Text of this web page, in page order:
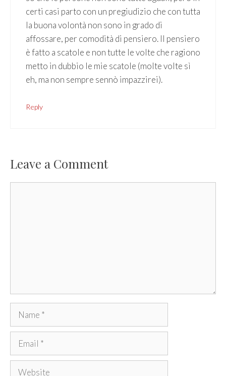
certi casi parto con un pregiudizio che con tutta
la buona volontà non sono in grado di
affossare, per comodità di pensiero. Il pensiero
è fatto a scatole e non tutte le volte che ragiono
metto in dubbio le mie scatole (molte volte sì
eh, ma non sempre sennò impazzirei).
Reply
Leave a Comment
Name
Email
Website